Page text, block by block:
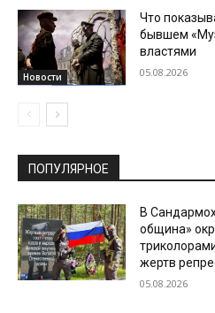
Новости
Что
бывшем
властями
05.08.2026
ПОПУЛЯРНОЕ
В
община»
жертв
05.08.2026